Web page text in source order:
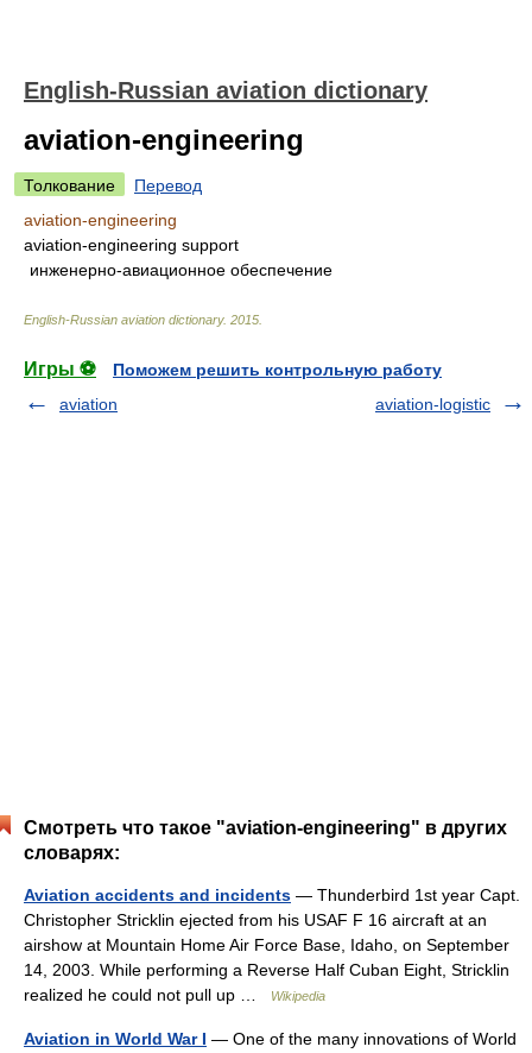
English-Russian aviation dictionary
aviation-engineering
Толкование
Перевод
aviation-engineering
aviation-engineering support
инженерно-авиационное обеспечение
English-Russian aviation dictionary. 2015
Игры ⚽
Поможем решить контрольную работу
aviation
aviation-logistic
Смотреть что такое "aviation-engineering" в других
словарях:
Aviation accidents and incidents — Thunderbird 1st year Capt.
Christopher Stricklin ejected from his USAF F 16 aircraft at an
airshow at Mountain Home Air Force Base, Idaho, on September
14, 2003. While performing a Reverse Half Cuban Eight, Stricklin
realized he could not pull up …
Wikipedia
Aviation in World War I — One of the many innovations of World